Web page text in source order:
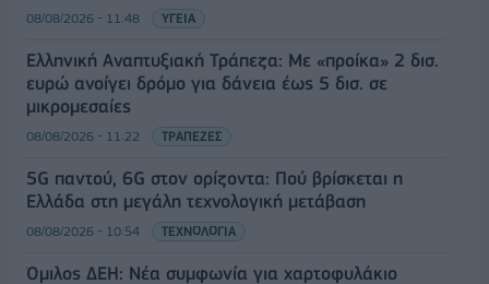
08/08/2026 - 11:48 ΥΓΕΙΑ
Ελληνική Αναπτυξιακή Τράπεζα: Με «προίκα» 2 δισ.
ευρώ ανοίγει δρόμο για δάνεια έως 5 δισ. σε
μικρομεσαίες
08/08/2026 - 11:22 ΤΡΑΠΕΖΕΣ
5G παντού, 6G στον ορίζοντα: Πού βρίσκεται η
Ελλάδα στη μεγάλη τεχνολογική μετάβαση
08/08/2026 - 10:54 ΤΕΧΝΟΛΟΓΙΑ
Όμιλος ΔΕΗ: Νέα συμφωνία για χαρτοφυλάκιο